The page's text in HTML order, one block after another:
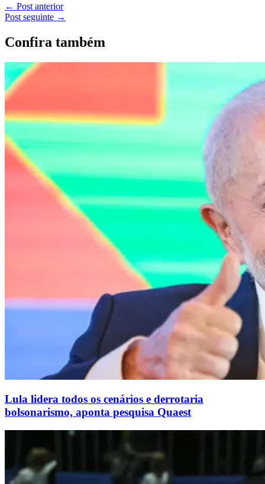
← Post anterior
Post seguinte →
Confira também
Lula lidera todos os cenários e derrotaria
bolsonarismo, aponta pesquisa Quaest